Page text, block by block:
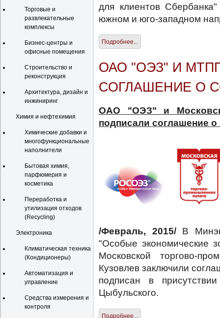
Торговые и
развлекательные
комплексы
Бизнес-центры и
офисные помещения
Строительство и
реконструкция
Архитектура, дизайн и
инжиниринг
Химия и нефтехимия
Химические добавки и
многофункциональные
наполнители
Бытовая химия,
парфюмерия и
косметика
Переработка и
утилизация отходов
(Recycling)
Электроника
Климатическая техника
(Кондиционеры)
Автоматизация и
управление
Средства измерения и
контроля
для клиентов
южном и юго-западном
Подробнее...
ОАО "ОЭЗ" И
СОГЛАШЕНИЕ О
ОАО "ОЭЗ" и
подписали соглашение о
/Февраль, 2015/
В
"Особые экономические
Московской торгово-
Кузовлев заключили
подписан в
Цыбульского.
Подробнее...